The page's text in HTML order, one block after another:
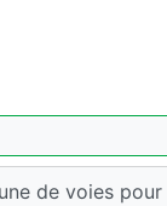
de voies pour